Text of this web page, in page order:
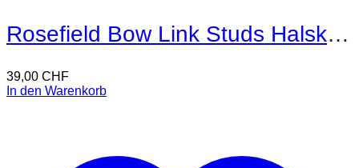
Rosefield Bow Link Studs Halskette
39,00 CHF
In den Warenkorb